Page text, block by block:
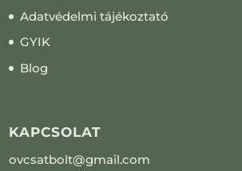
Adatvédelmi tájékoztató
GYIK
Blog
KAPCSOLAT
ovcsatbolt@gmail.com